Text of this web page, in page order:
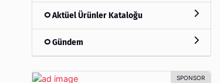
Aktüel Ürünler Kataloğu
Gündem